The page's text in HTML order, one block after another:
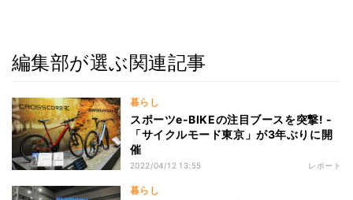
編集部が選ぶ関連記事
暮らし
スポーツe-BIKEの注目ブースを突撃! -
「サイクルモード東京」が3年ぶりに開
催
2022/04/12 13:55 レポート
暮らし